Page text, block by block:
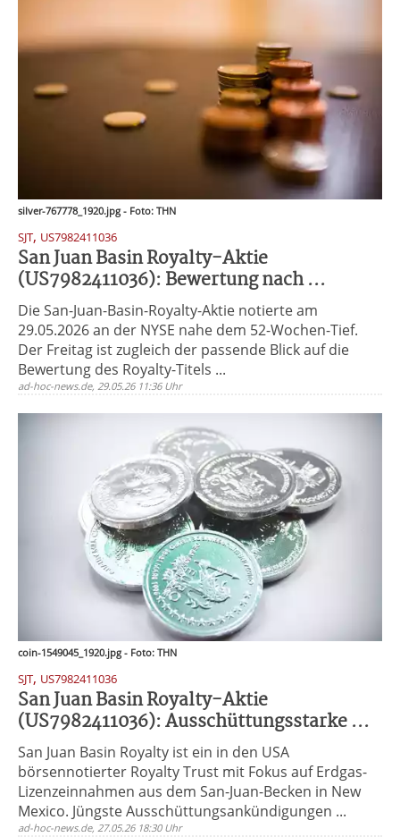
silver-767778_1920.jpg - Foto: THN
SJT, US7982411036
San Juan Basin Royalty-Aktie
(US7982411036): Bewertung nach ...
Die San-Juan-Basin-Royalty-Aktie notierte am
29.05.2026 an der NYSE nahe dem 52-Wochen-Tief.
Der Freitag ist zugleich der passende Blick auf die
Bewertung des Royalty-Titels ...
ad-hoc-news.de, 29.05.26 11:36 Uhr
coin-1549045_1920.jpg - Foto: THN
SJT, US7982411036
San Juan Basin Royalty-Aktie
(US7982411036): Ausschüttungsstarke ...
San Juan Basin Royalty ist ein in den USA
börsennotierter Royalty Trust mit Fokus auf Erdgas-
Lizenzeinnahmen aus dem San-Juan-Becken in New
Mexico. Jüngste Ausschüttungsankündigungen ...
ad-hoc-news.de, 27.05.26 18:30 Uhr